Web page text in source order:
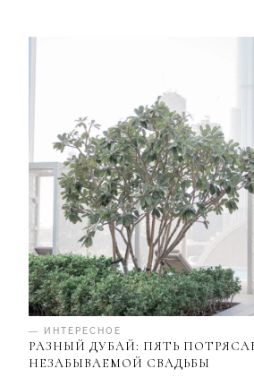
— ИНТЕРЕСНОЕ
РАЗНЫЙ ДУБАЙ: ПЯТЬ
НЕЗАБЫВАЕМОЙ СВАДЬБЫ